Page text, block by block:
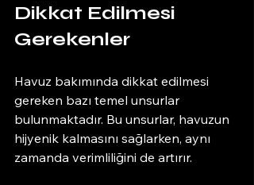
Dikkat Edilmesi
Gerekenler
Havuz bakımında dikkat edilmesi
gereken bazı temel unsurlar
bulunmaktadır. Bu unsurlar, havuzun
hijyenik kalmasını sağlarken, aynı
zamanda verimliliğini de artırır.